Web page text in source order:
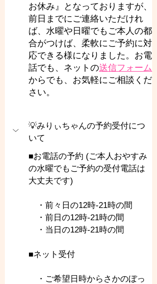
お休み』となっておりますが、
前日までにご連絡いただけれ
ば、水曜や日曜でもご本人の都
合がつけば、柔軟にご予約に対
応できる様になりました。お電
話でも、ネットの送信フォーム
からでも、お気軽にご相談くだ
さい。
💡みりぃちゃんの予約受付につ
いて
■お電話の予約 (ご本人おやすみ
の水曜でもご予約の受付電話は
大丈夫です)
・前々日の12時-21時の間
・前日の12時-21時の間
・当日の12時-21時の間
■ネット受付
・ご希望日時からさかのぼっ